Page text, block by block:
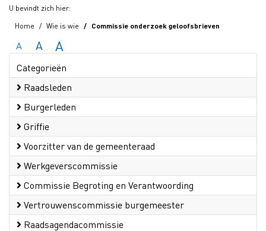
U bevindt zich hier:
Home
Wie is wie Commissie onderzoek geloofsbrieven
A A A
Categorieën
Raadsleden
Burgerleden
Griffie
Voorzitter van de gemeenteraad
Werkgeverscommissie
Commissie Begroting en Verantwoording
Vertrouwenscommissie burgemeester
Raadsagendacommissie